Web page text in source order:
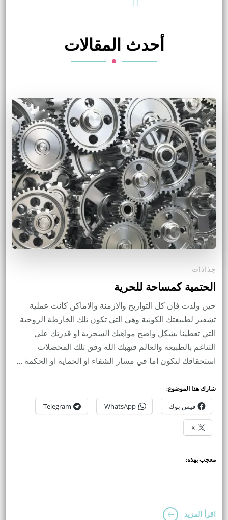
أحدث المقالات
جذاذات
الحتمية كمساحة للحرية
حين ولدت فإن كل التواريخ والازمنة والاماكن كانت عملية
تشفير لطبيعتك الكونية وهي التي تكون تلك الخارطة الروحية
التي تعطينا بشكل واضح مواهبك السحرية او قدرتك على
التناغم بالطبيعة والعالم فيهبك الله وفق تلك المحصلات
استحقاقك لتكون اما في مسار الشفاء او الحماية او الحكمة …
شارك هذا الموضوع:
فيس بوك WhatsApp
Telegram
X
معجب بهذه:
اقرأ المزيد